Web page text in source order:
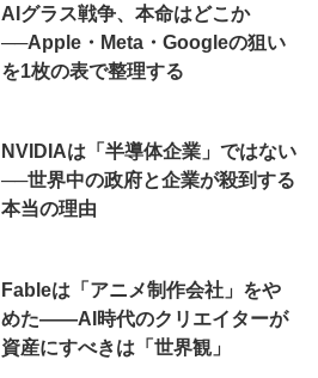
AIグラス戦争、本命はどこか
──Apple・Meta・Googleの狙い
を1枚の表で整理する
NVIDIAは「半導体企業」ではない
──世界中の政府と企業が殺到する
本当の理由
Fableは「アニメ制作会社」をや
めた――AI時代のクリエイターが
資産にすべきは「世界観」